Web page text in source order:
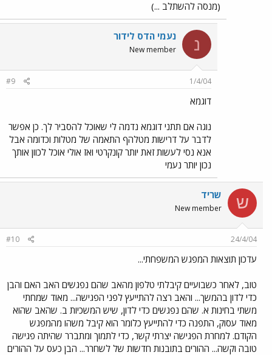
(מנסה להשתלב ...)
נ נעמי הדס לידור
New member
1/4/04
#9
דוגמא
נוגה אם תתני דוגמא נדמה לי שאוכל להסביר לך. כן אפשר
לדבר על דרישות מטלהף התאמה של מטלות וכדומה אבל
אנא נסי לעשות זאת יותר קונקרטי ואז אולי אוכל לכוון אותך
נכון יותר נעמי
ש שריד
New member
24/4/04
#10
עדכון תוצאות המפגש המשפחתי...
טוב, לאחר כשבועיים קיבלתי טלפון מהאב שהם נפגשים האב האם והבן
כדי לדון בהמשך... והאב רצה להתייעץ לפני הפגישה... מאוד שמחתי
משתי בחינות א. שהם נפגשים כדי לדון, שיש המשכיות ב. שהאב שהוא
מאוד עסוק, התפנה כדי להתייעץ כלומר הוא קיבל משהו מהמפגש
הקודם. למחרת הפגישה יצרתי קשר, כדי לתמוך ומתברר שהיתה פגישה
טובה וקשה... ההורים בתובנות חדשות של לשחרר... הבן כעס על ההורים